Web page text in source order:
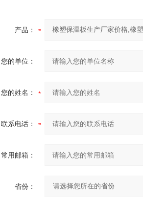
产品：
您的单位：
您的姓名：
联系电话：
常用邮箱：
省份：